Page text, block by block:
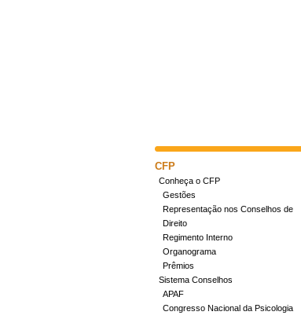
CFP
Conheça o CFP
Gestões
Representação nos Conselhos de
Direito
Regimento Interno
Organograma
Prêmios
Sistema Conselhos
APAF
Congresso Nacional da Psicologia